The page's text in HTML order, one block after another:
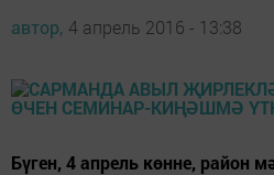
автор, 4 апрель 2016 - 13:38
Бүген, 4 апрель көнне, район